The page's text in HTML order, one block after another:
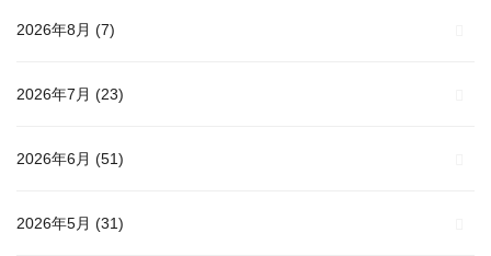
2026年8月 (7)
2026年7月 (23)
2026年6月 (51)
2026年5月 (31)